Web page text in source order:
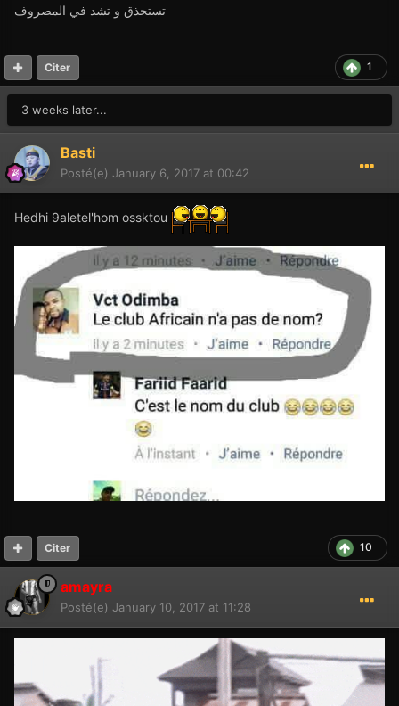
تستحذق و تشد في المصروف
1
Citer
3 weeks later...
Basti
Posté(e) January 6, 2017 at 00:42
Hedhi 9aletel'hom ossktou
10
Citer
amayra
Posté(e) January 10, 2017 at 11:28